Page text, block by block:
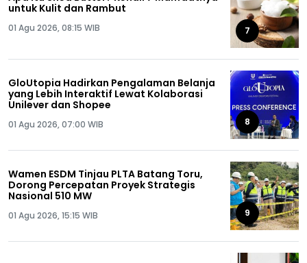
untuk Kulit dan Rambut
01 Agu 2026, 08:15 WIB 7
GloUtopia Hadirkan Pengalaman Belanja
yang Lebih Interaktif Lewat Kolaborasi
Unilever dan Shopee
01 Agu 2026, 07:00 WIB 8
Wamen ESDM Tinjau PLTA Batang Toru,
Dorong Percepatan Proyek Strategis
Nasional 510 MW
01 Agu 2026, 15:15 WIB 9